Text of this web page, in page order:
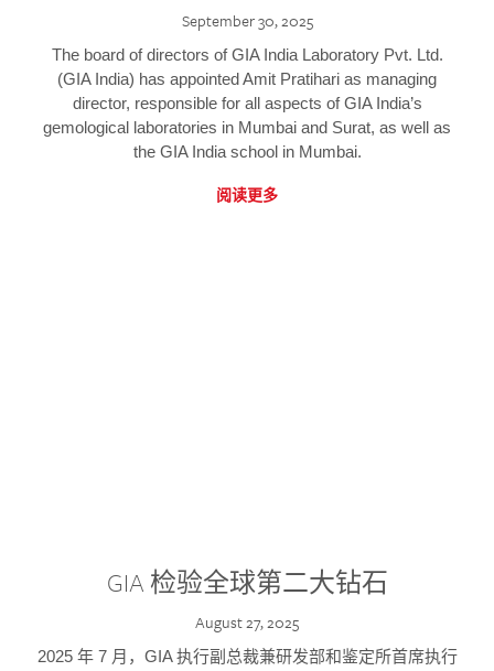
September 30, 2025
The board of directors of GIA India Laboratory Pvt. Ltd.
(GIA India) has appointed Amit Pratihari as managing
director, responsible for all aspects of GIA India’s
gemological laboratories in Mumbai and Surat, as well as
the GIA India school in Mumbai.
阅读更多
GIA 检验全球第二大钻石
August 27, 2025
2025 年 7 月，GIA 执行副总裁兼研发部和鉴定所首席执行